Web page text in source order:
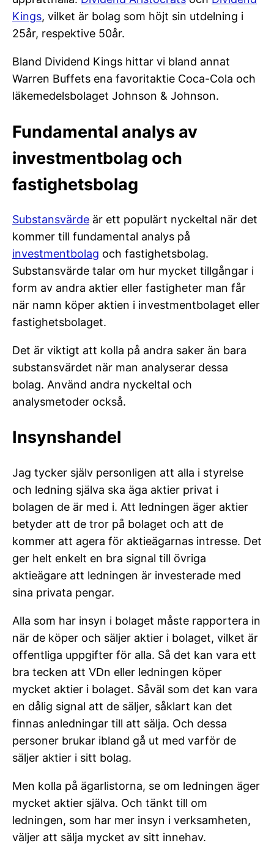
Kings, vilket är bolag som höjt sin utdelning i
25år, respektive 50år.
Bland Dividend Kings hittar vi bland annat
Warren Buffets ena favoritaktie Coca-Cola och
läkemedelsbolaget Johnson & Johnson.
Fundamental analys av
investmentbolag och
fastighetsbolag
Substansvärde är ett populärt nyckeltal när det
kommer till fundamental analys på
investmentbolag och fastighetsbolag.
Substansvärde talar om hur mycket tillgångar i
form av andra aktier eller fastigheter man får
när namn köper aktien i investmentbolaget eller
fastighetsbolaget.
Det är viktigt att kolla på andra saker än bara
substansvärdet när man analyserar dessa
bolag. Använd andra nyckeltal och
analysmetoder också.
Insynshandel
Jag tycker själv personligen att alla i styrelse
och ledning själva ska äga aktier privat i
bolagen de är med i. Att ledningen äger aktier
betyder att de tror på bolaget och att de
kommer att agera för aktieägarnas intresse. Det
ger helt enkelt en bra signal till övriga
aktieägare att ledningen är investerade med
sina privata pengar.
Alla som har insyn i bolaget måste rapportera in
när de köper och säljer aktier i bolaget, vilket är
offentliga uppgifter för alla. Så det kan vara ett
bra tecken att VDn eller ledningen köper
mycket aktier i bolaget. Såväl som det kan vara
en dålig signal att de säljer, såklart kan det
finnas anledningar till att sälja. Och dessa
personer brukar ibland gå ut med varför de
säljer aktier i sitt bolag.
Men kolla på ägarlistorna, se om ledningen äger
mycket aktier själva. Och tänkt till om
ledningen, som har mer insyn i verksamheten,
väljer att sälja mycket av sitt innehav.